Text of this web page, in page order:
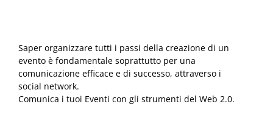
Saper organizzare tutti i passi della creazione di un
evento è fondamentale soprattutto per una
comunicazione efficace e di successo, attraverso i
social network.
Comunica i tuoi Eventi con gli strumenti del Web 2.0.